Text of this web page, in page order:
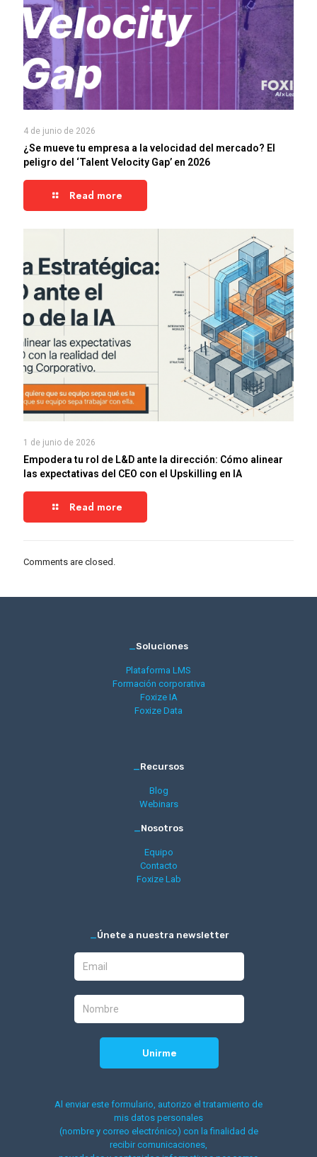
4 de junio de 2026
¿Se mueve tu empresa a la velocidad del mercado? El
peligro del ‘Talent Velocity Gap’ en 2026
Read more
1 de junio de 2026
Empodera tu rol de L&D ante la dirección: Cómo alinear
las expectativas del CEO con el Upskilling en IA
Read more
Comments are closed.
Soluciones
Plataforma LMS
Formación corporativa
Foxize IA
Foxize Data
Recursos
Blog
Webinars
Nosotros
Equipo
Contacto
Foxize Lab
Únete a nuestra newsletter
Al enviar este formulario, autorizo el tratamiento de
mis datos personales
(nombre y correo electrónico) con la finalidad de
recibir comunicaciones,